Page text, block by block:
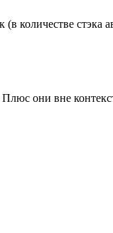
(в количестве
они вне